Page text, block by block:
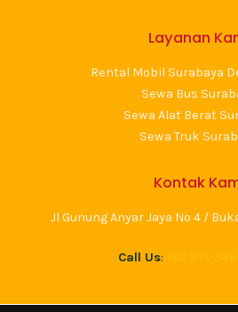
Layanan
Rental Mobil Surabaya
Sewa Bus
Sewa Alat Berat
Sewa Truk
Kontak
Jl Gunung Anyar Jaya No 4 /
Call Us: